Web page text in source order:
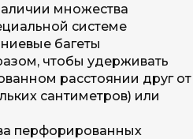
множества
системе
багеты
чтобы удерживать
расстоянии друг от
сантиметров) или
перфорированных